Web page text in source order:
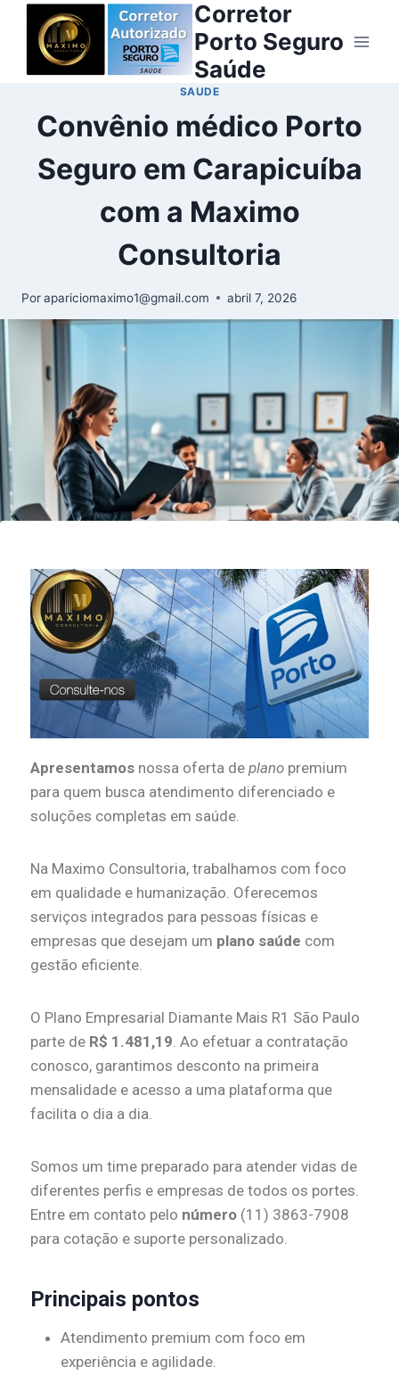
Corretor
Porto Seguro
Saúde
SAUDE
Convênio médico Porto
Seguro em Carapicuíba
com a Maximo
Consultoria
Porapariciomaximo1@gmail.com abril 7, 2026
Apresentamos nossa oferta de plano premium
para quem busca atendimento diferenciado e
soluções completas em saúde.
Na Maximo Consultoria, trabalhamos com foco
em qualidade e humanização. Oferecemos
serviços integrados para pessoas físicas e
empresas que desejam um plano saúde com
gestão eficiente.
O Plano Empresarial Diamante Mais R1 São Paulo
parte de R$ 1.481,19 . Ao efetuar a contratação
conosco, garantimos desconto na primeira
mensalidade e acesso a uma plataforma que
facilita o dia a dia.
Somos um time preparado para atender vidas de
diferentes perfis e empresas de todos os portes.
Entre em contato pelo número (11) 3863-7908
para cotação e suporte personalizado.
Principais pontos
Atendimento premium com foco em
experiência e agilidade.